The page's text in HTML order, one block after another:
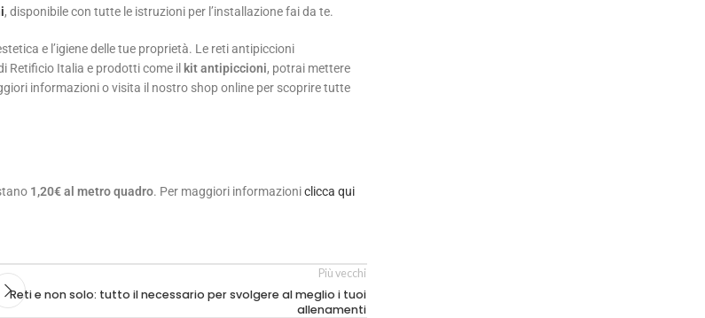
, disponibile con tutte le istruzioni per l’installazione fai da te.
e l’igiene delle tue proprietà. Le reti antipiccioni
Retificio Italia e prodotti come ilkit antipiccioni, potrai mettere
informazioni o visita il nostro shop online per scoprire tutte
1,20€ al metro quadro. Per maggiori informazioniclicca qui
Più vecchi
Reti e non solo: tutto il necessario per svolgere al meglio i tuoi
allenamenti